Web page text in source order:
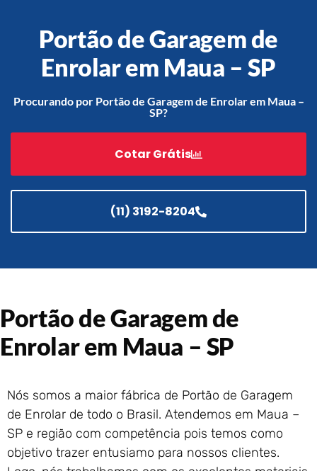
Acessórios
Automatização
Portão de Garagem de
Enrolar em Teresópolis – RJ
Aldeia – RJ
Portão de Garagem de
Enrolar em São João de
Enrolar em Rio das Ostras –
RJ
Portão de Garagem de
Enrolar em Petrópolis – RJ
Portão de Garagem de
Enrolar em Paraty – RJ
Portão de Garagem de
Enrolar em Nova Iguaçu – RJ
Portão de Garagem de
Enrolar em Maua – SP
Procurando por Portão de Garagem de Enrolar em Maua –
SP?
Cotar Grátis
(11) 3192-8204
Portão de Garagem de
Enrolar em Maua – SP
Nós somos a maior fábrica de Portão de Garagem
de Enrolar de todo o Brasil. Atendemos em Maua –
SP e região com competência pois temos como
objetivo trazer entusiamo para nossos clientes.